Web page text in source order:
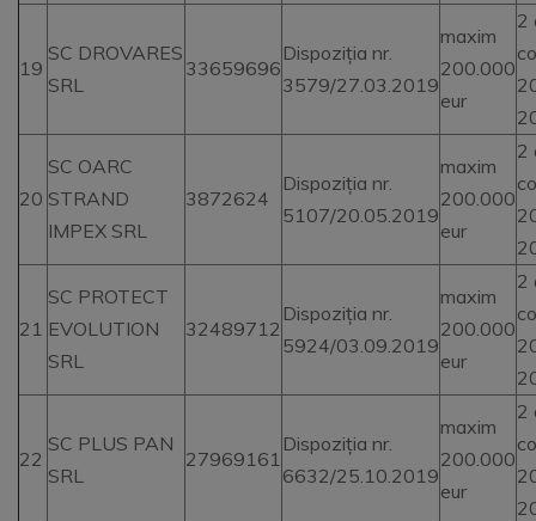
19
SC DROVARES
SRL
33659696
Dispoziția nr.
3579/27.03.2019
maxim
200.000
eur
2
20
SC OARC
STRAND
IMPEX SRL
3872624
Dispoziția nr.
5107/20.05.2019
maxim
200.000
eur
2
21
SC PROTECT
EVOLUTION
SRL
32489712
Dispoziția nr.
5924/03.09.2019
maxim
200.000
eur
2
22
SC PLUS PAN
SRL
27969161
Dispoziția nr.
6632/25.10.2019
maxim
200.000
eur
2